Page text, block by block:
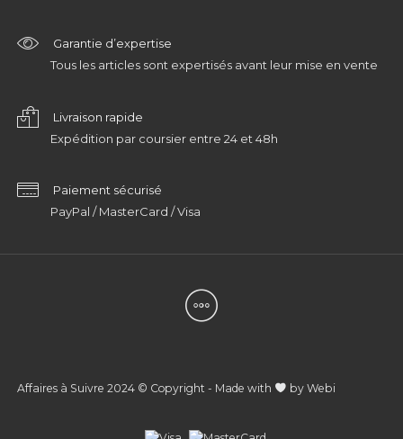
Garantie d’expertise
Tous les articles sont expertisés avant leur mise en vente
Livraison rapide
Expédition par coursier entre 24 et 48h
Paiement sécurisé
PayPal / MasterCard / Visa
Affaires à Suivre 2024 © Copyright - Made with by Webi